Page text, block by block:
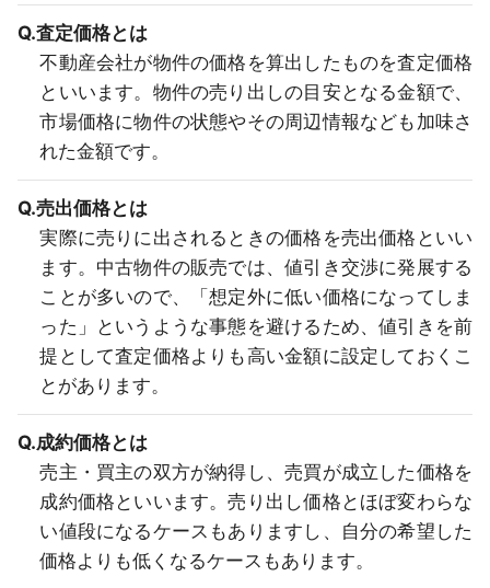
Q.査定価格とは
不動産会社が物件の価格を算出したものを査定価格
といいます。物件の売り出しの目安となる金額で、
市場価格に物件の状態やその周辺情報なども加味さ
れた金額です。
Q.売出価格とは
実際に売りに出されるときの価格を売出価格といい
ます。中古物件の販売では、値引き交渉に発展する
ことが多いので、「想定外に低い価格になってしま
った」というような事態を避けるため、値引きを前
提として査定価格よりも高い金額に設定しておくこ
とがあります。
Q.成約価格とは
売主・買主の双方が納得し、売買が成立した価格を
成約価格といいます。売り出し価格とほぼ変わらな
い値段になるケースもありますし、自分の希望した
価格よりも低くなるケースもあります。